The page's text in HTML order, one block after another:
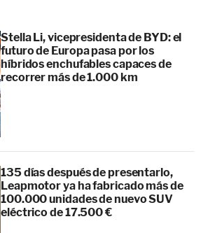
Stella Li, vicepresidenta de BYD: el
futuro de Europa pasa por los
híbridos enchufables capaces de
recorrer más de 1.000 km
135 días después de presentarlo,
Leapmotor ya ha fabricado más de
100.000 unidades de nuevo SUV
eléctrico de 17.500 €